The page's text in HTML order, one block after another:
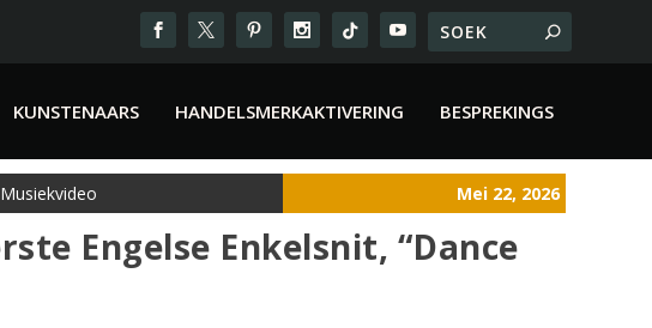
KUNSTENAARS HANDELSMERKAKTIVERING BESPREKINGS
Musiekvideo Mei 22, 2026
Engelse Enkelsnit, “Dance